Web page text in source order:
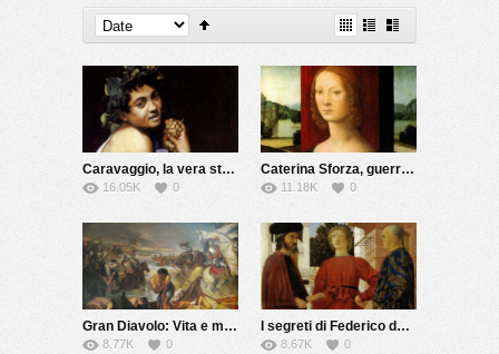
Caravaggio, la vera storia
16.05K 0
Caterina Sforza, guerriera e alchimista
11.18K 0
Gran Diavolo: Vita e morte di Giovanni dalle Bande Nere
8.77K 0
I segreti di Federico da Montefeltro
8.67K 0